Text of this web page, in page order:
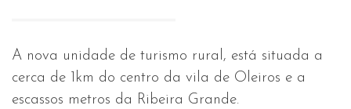
A nova unidade de turismo rural, está situada a
cerca de 1km do centro da vila de Oleiros e a
escassos metros da Ribeira Grande.